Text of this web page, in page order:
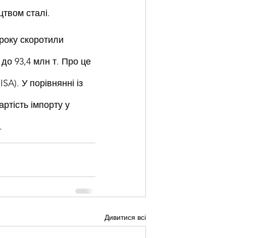
сталі.
скоротили
до 93,4 млн т. Про це
У порівнянні із
імпорту у
Дивитися всі